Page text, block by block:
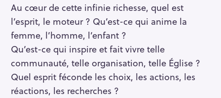
Au cœur de cette infinie richesse, quel est
l’esprit, le moteur ? Qu’est-ce qui anime la
femme, l’homme, l’enfant ?
Qu’est-ce qui inspire et fait vivre telle
communauté, telle organisation, telle Église ?
Quel esprit féconde les choix, les actions, les
réactions, les recherches ?